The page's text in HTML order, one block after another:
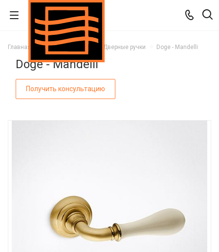
Главная Каталог Дверные ручки Doge - Mandelli
Doge - Mandelli
Получить консультацию